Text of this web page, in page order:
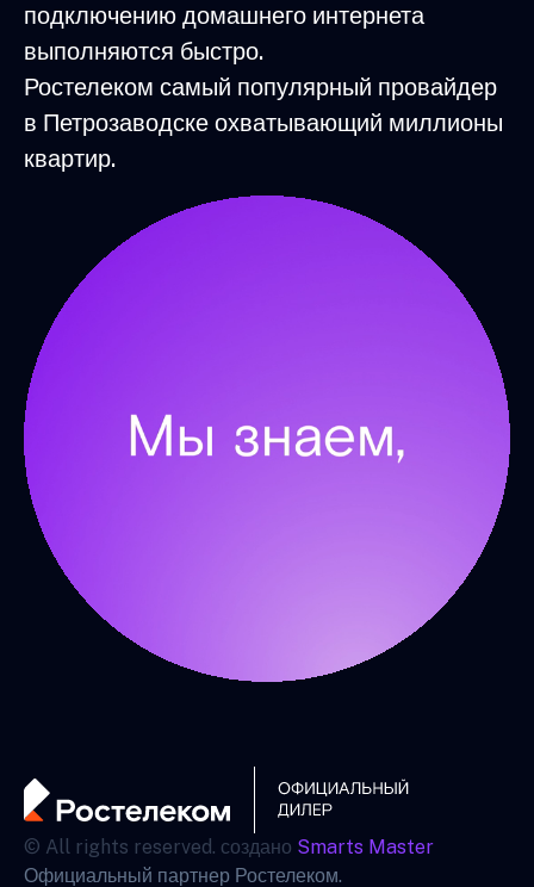
подключению домашнего интернета
выполняются быстро.
Ростелеком самый популярный провайдер
в Петрозаводске охватывающий миллионы
квартир.
© All rights reserved. создано Smarts Master
Официальный партнер Ростелеком.